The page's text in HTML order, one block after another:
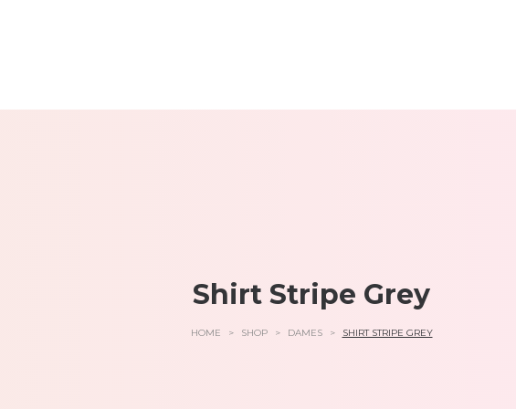
Shirt Stripe Grey
HOME > SHOP > DAMES > SHIRT STRIPE GREY